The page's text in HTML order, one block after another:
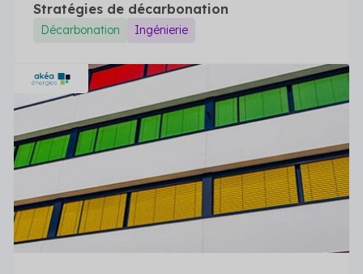
Stratégies de décarbonation
Décarbonation Ingénierie